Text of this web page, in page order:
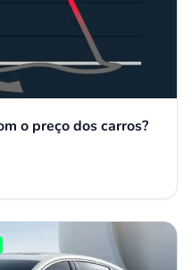
o preço dos carros?